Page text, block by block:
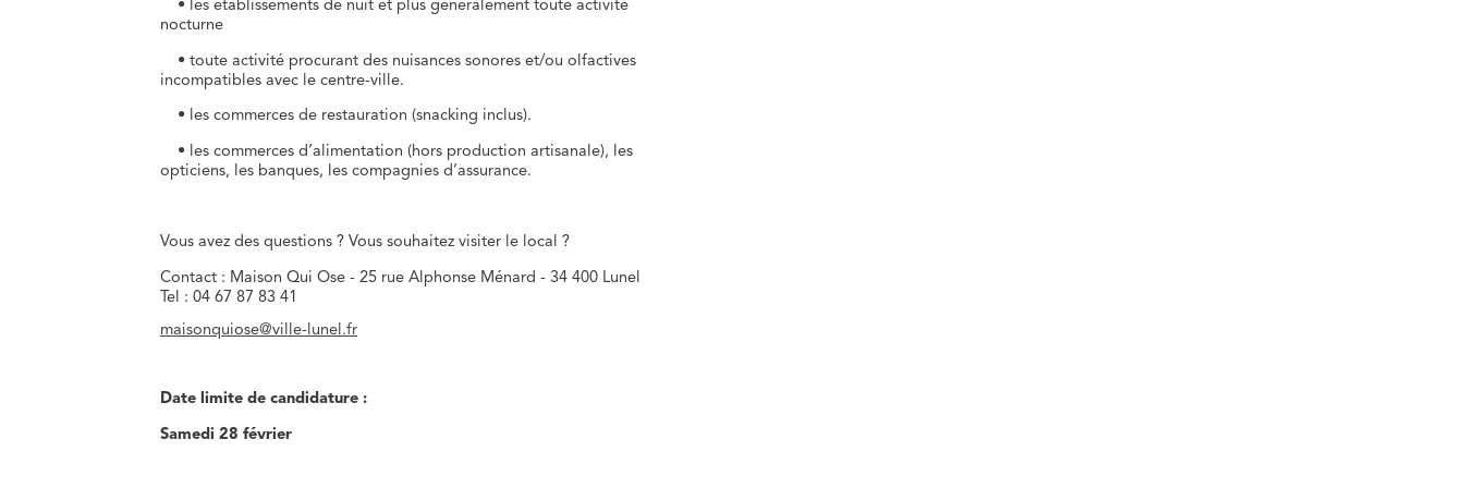
• les établissements de nuit et plus généralement toute activité
nocturne
• toute activité procurant des nuisances sonores et/ou olfactives
incompatibles avec le centre-ville.
• les commerces de restauration (snacking inclus).
• les commerces d’alimentation (hors production artisanale), les
opticiens, les banques, les compagnies d’assurance.
Vous avez des questions ? Vous souhaitez visiter le local ?
Contact : Maison Qui Ose - 25 rue Alphonse Ménard - 34 400 Lunel
Tel : 04 67 87 83 41
maisonquiose@ville-lunel.fr
Date limite de candidature :
Samedi 28 février